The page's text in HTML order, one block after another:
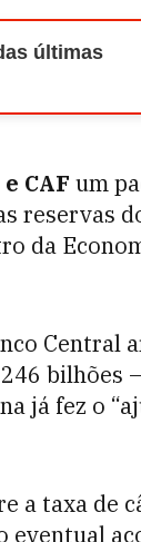
últimas
CAF um
reservas
da
Central
bilhões
já fez o
a taxa de